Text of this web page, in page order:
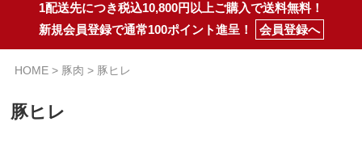
1配送先につき税込10,800円以上ご購入で送料無料！
新規会員登録で通常100ポイント進呈！
会員登録へ
HOME 豚肉 豚ヒレ
豚ヒレ